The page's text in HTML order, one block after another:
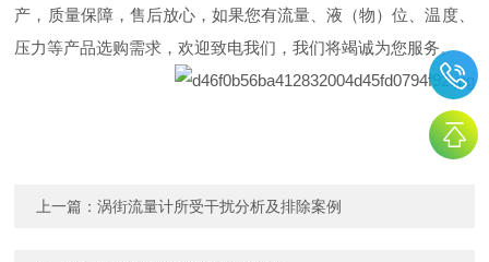
产，质量保障，售后放心，如果您有流量、液（物）位、温度、
压力等产品选购需求，欢迎致电我们，我们将竭诚为您服务。
上一篇：涡街流量计所受干扰分析及排除案例